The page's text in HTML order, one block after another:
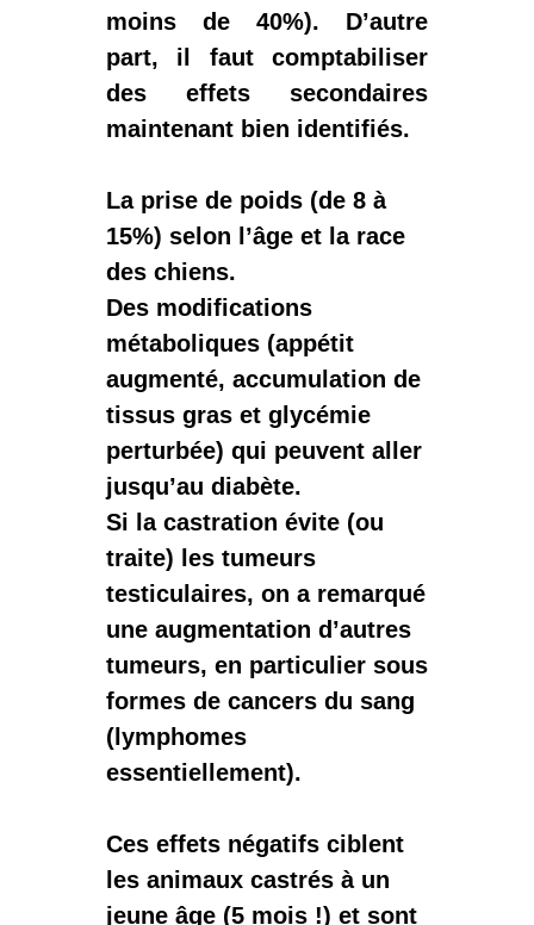
moins de 40%). D’autre
part, il faut comptabiliser
des effets secondaires
maintenant bien identifiés.
La prise de poids (de 8 à
15%) selon l’âge et la race
des chiens.
Des modifications
métaboliques (appétit
augmenté, accumulation de
tissus gras et glycémie
perturbée) qui peuvent aller
jusqu’au diabète.
Si la castration évite (ou
traite) les tumeurs
testiculaires, on a remarqué
une augmentation d’autres
tumeurs, en particulier sous
formes de cancers du sang
(lymphomes
essentiellement).
Ces effets négatifs ciblent
les animaux castrés à un
jeune âge (5 mois !) et sont